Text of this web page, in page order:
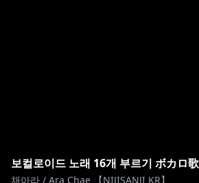
보컬로이드 노래 16개 부르기 ボカロ
채아라 / Ara Chae 【NIJISANJI KR】